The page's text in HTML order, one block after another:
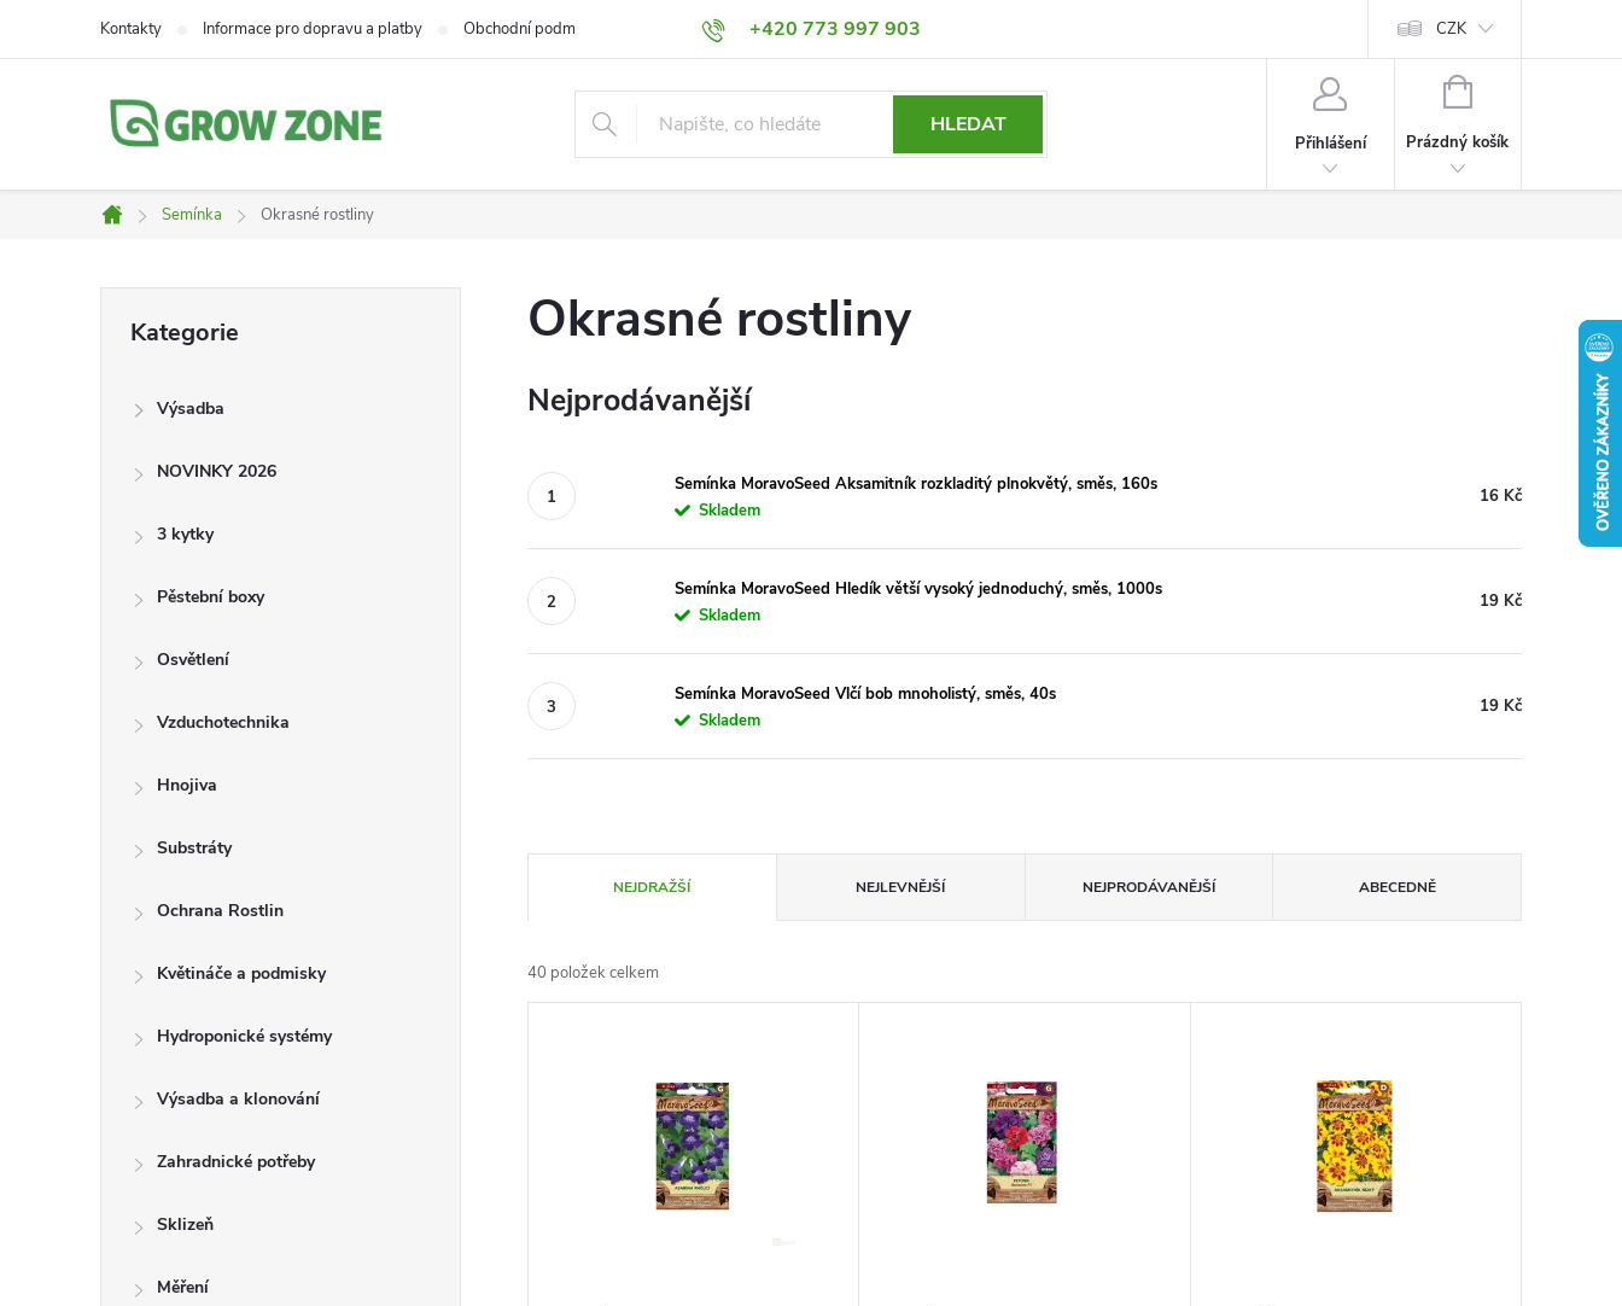
+420 773 997 903
Kontakty Informace pro dopravu a platby Obchodní podmínky Výměna a Vrácení Podmínky ochrany osobních údajů CZK
HLEDAT
Přihlášení
NÁKUPNÍ
Prázdný košík
Domů
Semínka Okrasné rostliny
kategorie
Kategorie
Výsadba
NOVINKY 2026
3 kytky
Pěstební boxy
Osvětlení
Vzduchotechnika
Hnojiva
Substráty
Ochrana Rostlin
Květináče a podmisky
Hydroponické systémy
Výsadba a klonování
Zahradnické potřeby
Sklizeň
Měření
Okrasné rostliny
Nejprodávanější
Semínka MoravoSeed Aksamitník rozkladitý plnokvětý, směs, 160s
Skladem
16 Kč
Semínka MoravoSeed Hledík větší vysoký jednoduchý, směs, 1000s
Skladem
19 Kč
Semínka MoravoSeed Vlčí bob mnoholistý, směs, 40s
Skladem
19 Kč
a
z
NEJDRAŽŠÍ NEJLEVNĚJŠÍ NEJPRODÁVANĚJŠÍ ABECEDNĚ
40 položek celkem